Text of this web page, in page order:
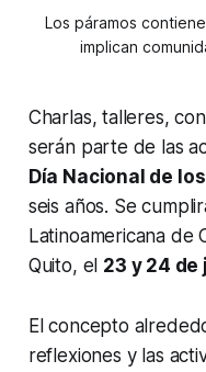
Los páramos
implican
Charlas, talleres,
serán parte de las
Día Nacional de
seis años. Se
Latinoamericana de
Quito, el 23 y 24
El concepto
reflexiones y las